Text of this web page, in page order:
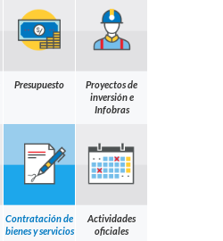
Presupuesto
Proyectos de
inversión e
Infobras
Contratación de
bienes y servicios
Actividades
oficiales